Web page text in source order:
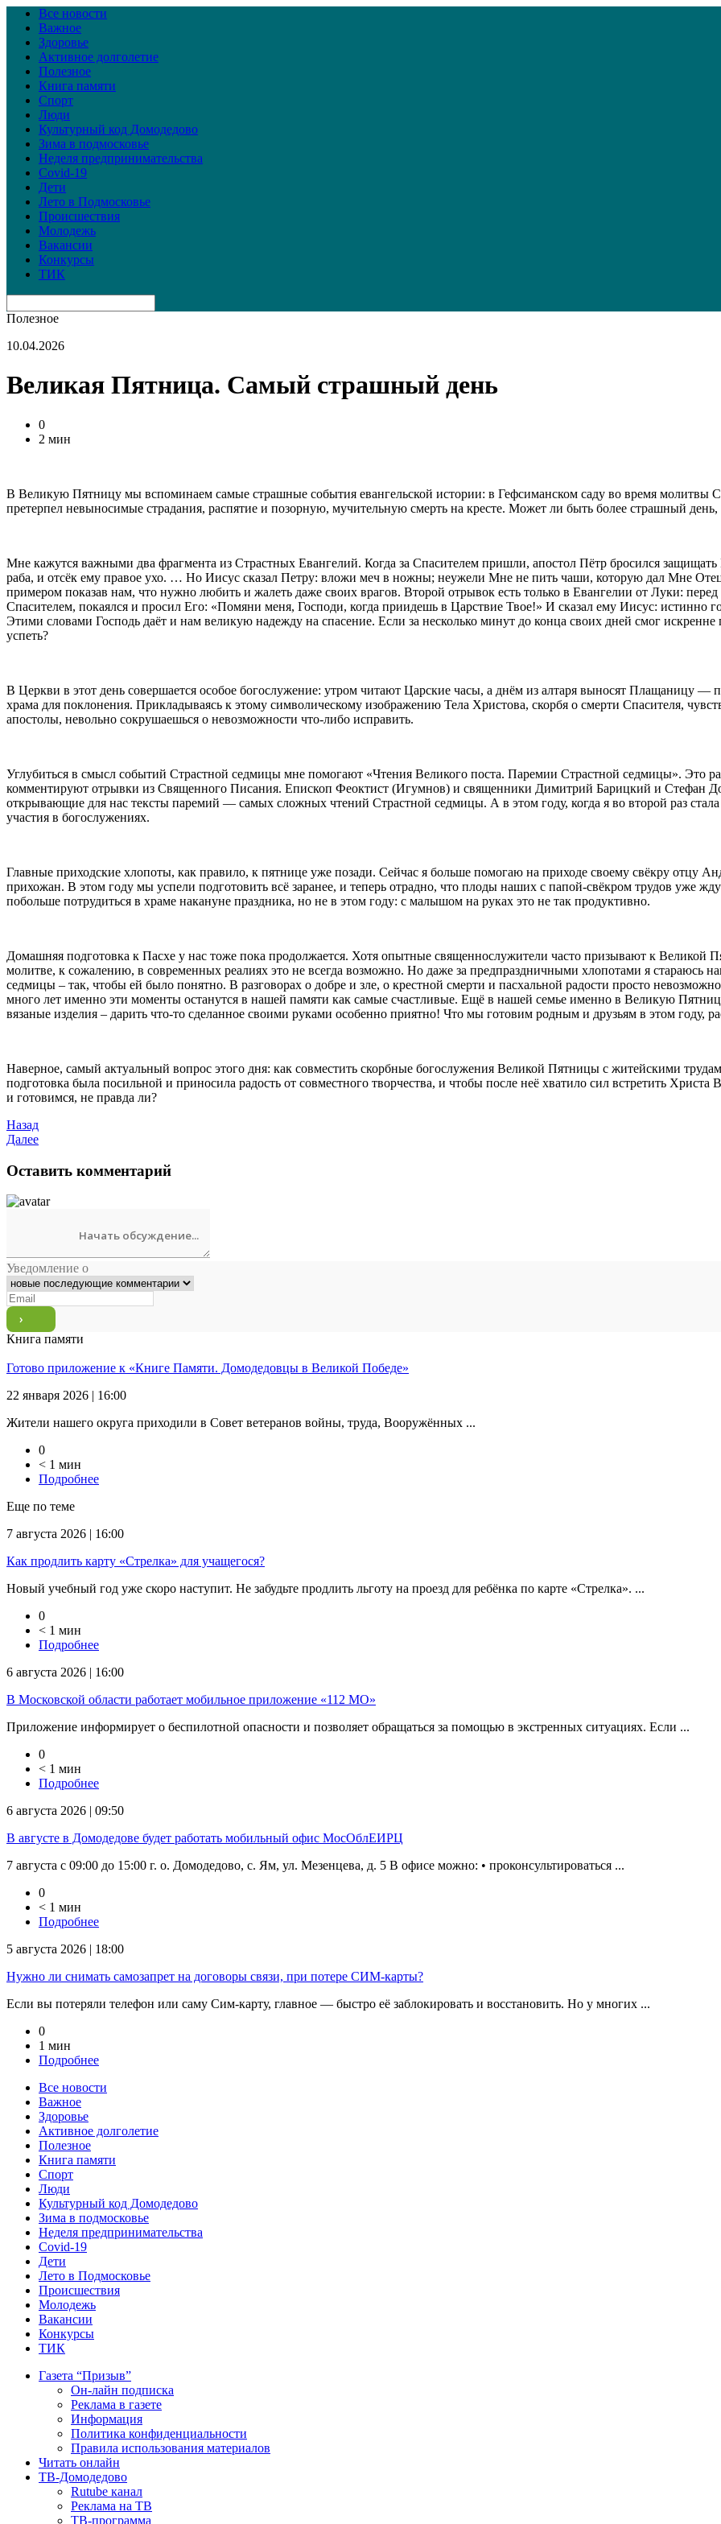
Все новости
Важное
Здоровье
Активное долголетие
Полезное
Книга памяти
Спорт
Люди
Культурный код Домодедово
Зима в подмосковье
Неделя предпринимательства
Covid-19
Дети
Лето в Подмосковье
Происшествия
Молодежь
Вакансии
Конкурсы
ТИК
Полезное
10.04.2026
Великая Пятница. Самый страшный день
0
2 мин
В Великую Пятницу мы вспоминаем самые страшные события евангельской истории: в Гефсиманском саду во время молитвы
претерпел невыносимые страдания, распятие и позорную, мучительную смерть на кресте. Может ли быть более страшный день,
Мне кажутся важными два фрагмента из Страстных Евангелий. Когда за Спасителем пришли, апостол Пётр бросился
раба, и отсёк ему правое ухо. … Но Иисус сказал Петру: вложи меч в ножны; неужели Мне не пить чаши, которую дал Мне
примером показав нам, что нужно любить и жалеть даже своих врагов. Второй отрывок есть только в Евангелии от Луки:
Спасителем, покаялся и просил Его: «Помяни меня, Господи, когда приидешь в Царствие Твое!» И сказал ему Иисус:
Этими словами Господь даёт и нам великую надежду на спасение. Если за несколько минут до конца своих дней смог
успеть?
В Церкви в этот день совершается особое богослужение: утром читают Царские часы, а днём из алтаря выносят Плащаницу
храма для поклонения. Прикладываясь к этому символическому изображению Тела Христова, скорбя о смерти Спасителя,
апостолы, невольно сокрушаешься о невозможности что-либо исправить.
Углубиться в смысл событий Страстной седмицы мне помогают «Чтения Великого поста. Паремии Страстной седмицы». Это
комментируют отрывки из Священного Писания. Епископ Феоктист (Игумнов) и священники Димитрий Барицкий и Стефан
открывающие для нас тексты паремий — самых сложных чтений Страстной седмицы. А в этом году, когда я во второй раз
участия в богослужениях.
Главные приходские хлопоты, как правило, к пятнице уже позади. Сейчас я больше помогаю на приходе своему свёкру отцу
прихожан. В этом году мы успели подготовить всё заранее, и теперь отрадно, что плоды наших с папой-свёкром трудов уже
побольше потрудиться в храме накануне праздника, но не в этом году: с малышом на руках это не так продуктивно.
Домашняя подготовка к Пасхе у нас тоже пока продолжается. Хотя опытные священнослужители часто призывают к Великой
молитве, к сожалению, в современных реалиях это не всегда возможно. Но даже за предпраздничными хлопотами я стараюсь
седмицы – так, чтобы ей было понятно. В разговорах о добре и зле, о крестной смерти и пасхальной радости просто
много лет именно эти моменты останутся в нашей памяти как самые счастливые. Ещё в нашей семье именно в Великую
вязаные изделия – дарить что-то сделанное своими руками особенно приятно! Что мы готовим родным и друзьям в этом году,
Наверное, самый актуальный вопрос этого дня: как совместить скорбные богослужения Великой Пятницы с житейскими
подготовка была посильной и приносила радость от совместного творчества, и чтобы после неё хватило сил встретить
и готовимся, не правда ли?
Назад
Далее
Оставить комментарий
Уведомление о
Книга памяти
Готово приложение к «Книге Памяти. Домодедовцы в Великой Победе»
22 января 2026 | 16:00
Жители нашего округа приходили в Совет ветеранов войны, труда, Вооружённых ...
0
< 1 мин
Подробнее
Еще по теме
7 августа 2026 | 16:00
Как продлить карту «Стрелка» для учащегося?
Новый учебный год уже скоро наступит. Не забудьте продлить льготу на проезд для ребёнка по карте «Стрелка». ...
0
< 1 мин
Подробнее
6 августа 2026 | 16:00
В Московской области работает мобильное приложение «112 МО»
Приложение информирует о беспилотной опасности и позволяет обращаться за помощью в экстренных ситуациях. Если ...
0
< 1 мин
Подробнее
6 августа 2026 | 09:50
В августе в Домодедове будет работать мобильный офис МосОблЕИРЦ
7 августа с 09:00 до 15:00 г. о. Домодедово, с. Ям, ул. Мезенцева, д. 5 В офисе можно: • проконсультироваться ...
0
< 1 мин
Подробнее
5 августа 2026 | 18:00
Нужно ли снимать самозапрет на договоры связи, при потере СИМ-карты?
Если вы потеряли телефон или саму Сим-карту, главное — быстро её заблокировать и восстановить. Но у многих ...
0
1 мин
Подробнее
Все новости
Важное
Здоровье
Активное долголетие
Полезное
Книга памяти
Спорт
Люди
Культурный код Домодедово
Зима в подмосковье
Неделя предпринимательства
Covid-19
Дети
Лето в Подмосковье
Происшествия
Молодежь
Вакансии
Конкурсы
ТИК
Газета “Призыв”
Он-лайн подписка
Реклама в газете
Информация
Политика конфиденциальности
Правила использования материалов
Читать онлайн
ТВ-Домодедово
Rutube канал
Реклама на ТВ
ТВ-программа